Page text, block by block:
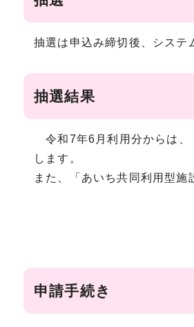
抽選は申込み締切後、システ
抽選結果
令和7年6月利用分からは、
します。
また、「あいち共同利用型
申請手続き